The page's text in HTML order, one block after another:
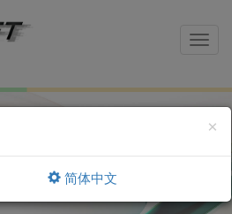
体教室
×
简体中文